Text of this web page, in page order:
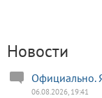
Новости
Официально.
06.08.2026, 19:41